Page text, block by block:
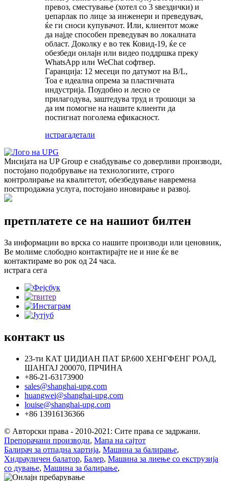
превоз, сместување (хотел со 3 ѕвездички) и
џепарлак по лице за инженери и преведувач,
ќе ги сноси купувачот. Или, клиентот може
да најде способен преведувач во локалната
област. Доколку е во тек Ковид-19, ќе се
обезбеди онлајн или видео поддршка преку
WhatsApp или WeChat софтвер.
Гаранција: 12 месеци по датумот на B/L,
Тоа е идеална опрема за пластичната
индустрија. Поудобно и лесно се
прилагодува, заштедува труд и трошоци за
да им помогне на нашите клиенти да
постигнат поголема ефикасност.
истрагадетали
Мисијата на UP Group е снабдување со доверливи производи,
постојано подобрување на технологиите, строго
контролирање на квалитетот, обезбедување навремена
постпродажна услуга, постојано иновирање и развој.
претплатете се на нашиот билтен
За информации во врска со нашите производи или ценовник,
Ве молиме слободно контактирајте не и ние ќе ве
контактираме во рок од 24 часа.
истрага сега
контакт us
23-ти КАТ ЏИДИАН ПАТ БР.600 ХЕНГФЕНГ РОАД,
ШАНГАЈ 200070, ПРЧИНА
+86-21-63173900
sales@shanghai-upg.com
huangwei@shanghai-upg.com
louise@shanghai-upg.com
+86 13916136366
© Авторски права - 2010-2021: Сите права се задржани.
Препорачани производи, Мапа на сајтот
Балирач за отпадна хартија, Машина за балирање,
Хидрауличен балатор, Балер, Машина за лиење со екструзија
со дување, Машина за балирање,